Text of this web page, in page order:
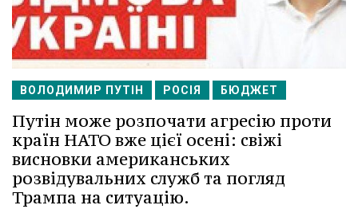
ВОЛОДИМИР ПУТІН РОСІЯ БЮДЖЕТ
Путін може розпочати агресію проти
країн НАТО вже цієї осені: свіжі
висновки американських
розвідувальних служб та погляд
Трампа на ситуацію.